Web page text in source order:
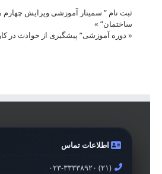
ساختمان” »
« دوره آموزشی” پیشگیری از حوادث در
اطلاعات تماس
۰۲۳-۳۳۳۳۸۹۲۰ (۲۱)